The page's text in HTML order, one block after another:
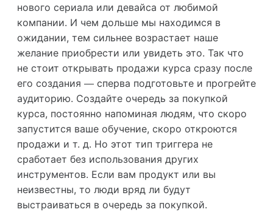
нового сериала или девайса от любимой
компании. И чем дольше мы находимся в
ожидании, тем сильнее возрастает наше
желание приобрести или увидеть это. Так что
не стоит открывать продажи курса сразу после
его создания — сперва подготовьте и прогрейте
аудиторию. Создайте очередь за покупкой
курса, постоянно напоминая людям, что скоро
запустится ваше обучение, скоро откроются
продажи и т. д. Но этот тип триггера не
сработает без использования других
инструментов. Если вам продукт или вы
неизвестны, то люди вряд ли будут
выстраиваться в очередь за покупкой.